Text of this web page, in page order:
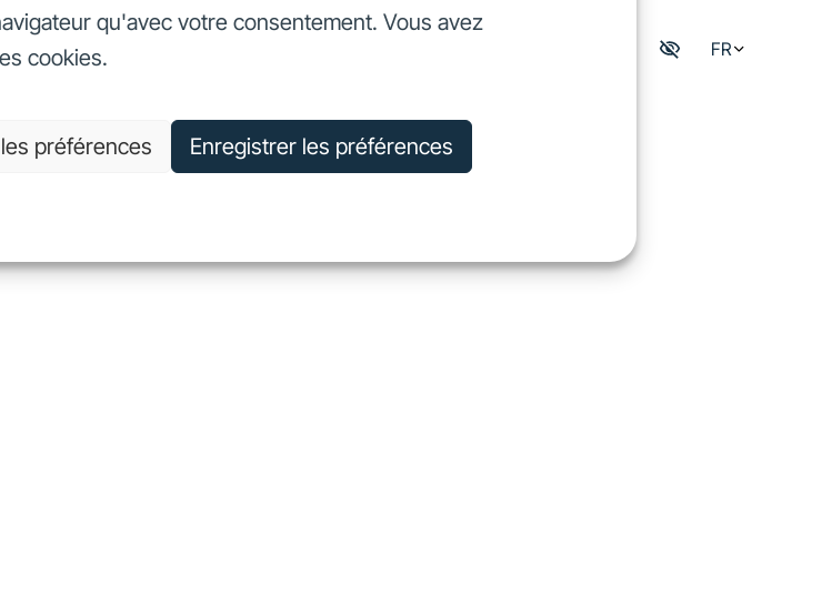
qu'avec votre consentement. Vous avez
cookies.
préférences Enregistrer les préférences
engagements
Nous connaître FR